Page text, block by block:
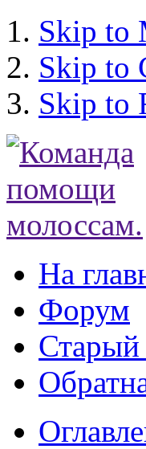
Skip to
Skip to
Skip to
На
Форум